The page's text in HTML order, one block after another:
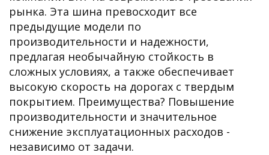
рынка. Эта шина превосходит все
предыдущие модели по
производительности и надежности,
предлагая необычайную стойкость в
сложных условиях, а также обеспечивает
высокую скорость на дорогах с твердым
покрытием. Преимущества? Повышение
производительности и значительное
снижение эксплуатационных расходов -
независимо от задачи.